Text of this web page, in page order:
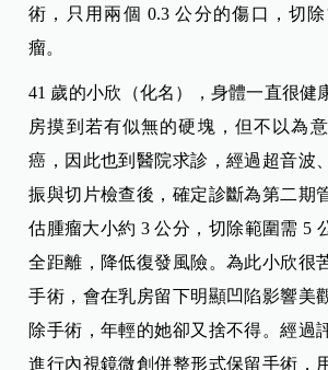
術，只用兩個 0.3 公分的傷口，切
瘤。
41 歲的小欣（化名），身體一直很健
房摸到若有似無的硬塊，但不以為
癌，因此也到醫院求診，經過超音波
振與切片檢查後，確定診斷為第二期
估腫瘤大小約 3 公分，切除範圍需 5
全距離，降低復發風險。為此小欣很
手術，會在乳房留下明顯凹陷影響美
除手術，年輕的她卻又捨不得。經過
進行內視鏡微創併整形式保留手術，